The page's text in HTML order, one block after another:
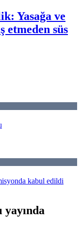
Yasağa ve
etmeden süs
kabul edildi